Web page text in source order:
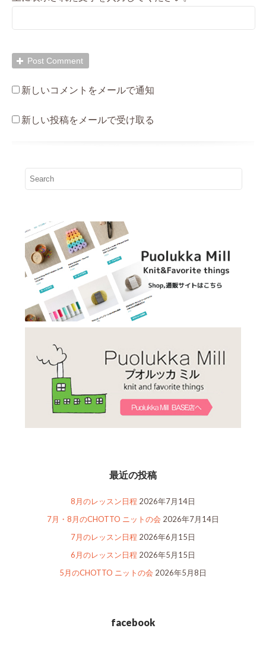
新しいコメントをメールで通知
新しい投稿をメールで受け取る
最近の投稿
8月のレッスン日程 2026年7月14日
7月・8月のCHOTTO ニットの会 2026年7月14日
7月のレッスン日程 2026年6月15日
6月のレッスン日程 2026年5月15日
5月のCHOTTO ニットの会 2026年5月8日
facebook